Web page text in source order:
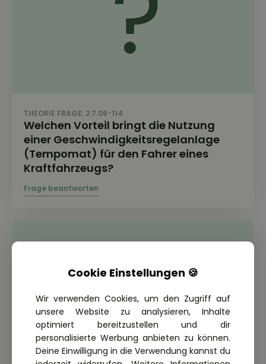
THEORIE FRAGE: 2.7.06-114
Welchen Vorteil bringt die Nutzung
einer Geschwindigkeitsregelanlage
(Tempomat) für den Fahrer eines
Kraftfahrzeugs?
Cookie Einstellungen 🍪
Wir verwenden Cookies, um den Zugriff auf
unsere Website zu analysieren, Inhalte
optimiert bereitzustellen und dir
personalisierte Werbung anbieten zu können.
Deine Einwilligung in die Verwendung kannst du